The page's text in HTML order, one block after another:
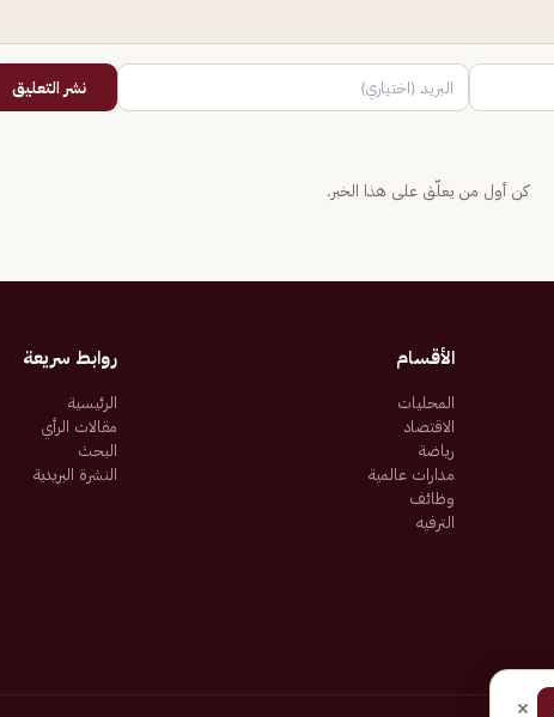
نشر التعليق
كن أول من يعلّق على هذا الخبر.
الأقسام
المحليات
الاقتصاد
رياضة
مدارات عالمية
وظائف
الترفيه
روابط سريعة
الرئيسية
مقالات الرأي
البحث
النشرة البريدية